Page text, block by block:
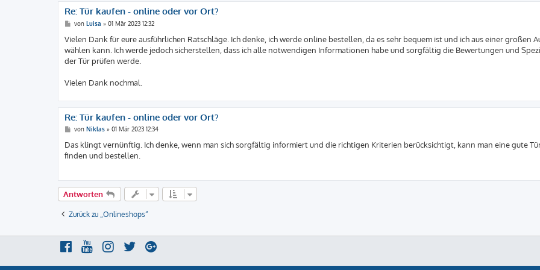
Re: Tür kaufen - online oder vor Ort?
B
i
t
r
a
g
von Luisa » 01 Mär 2023 12:32
Vielen Dank für eure ausführlichen Ratschläge. Ich denke, ich werde online bestellen, da es sehr bequem ist und ich aus einer großen
wählen kann. Ich werde jedoch sicherstellen, dass ich alle notwendigen Informationen habe und sorgfältig die Bewertungen und
der Tür prüfen werde.
Vielen Dank nochmal.
Re: Tür kaufen - online oder vor Ort?
B
i
t
r
von Niklas» 01 Mär 2023 12:34
Das klingt vernünftig. Ich denke, wenn man sich sorgfältig informiert und die richtigen Kriterien berücksichtigt, kann man eine gute
finden und bestellen.
Antworten
Zurück zu „Onlineshops“